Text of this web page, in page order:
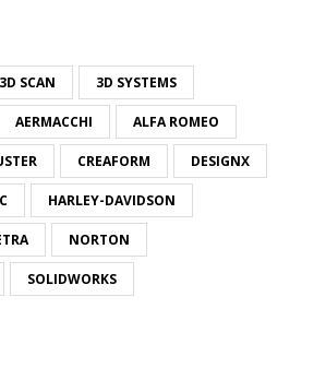
3D SCAN 3D SYSTEMS
AERMACCHI ALFA ROMEO
CREAFORM DESIGNX
HARLEY-DAVIDSON
NORTON
SOLIDWORKS